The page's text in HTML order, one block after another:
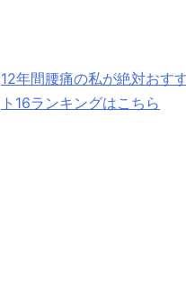
12年間腰痛の私が絶対おす
ト16ランキングはこちら